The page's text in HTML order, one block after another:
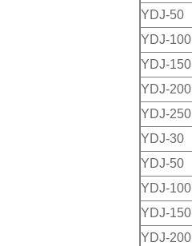
YDJ-50
YDJ-100
YDJ-150
YDJ-200
YDJ-250
YDJ-30
YDJ-50
YDJ-100
YDJ-150
YDJ-200